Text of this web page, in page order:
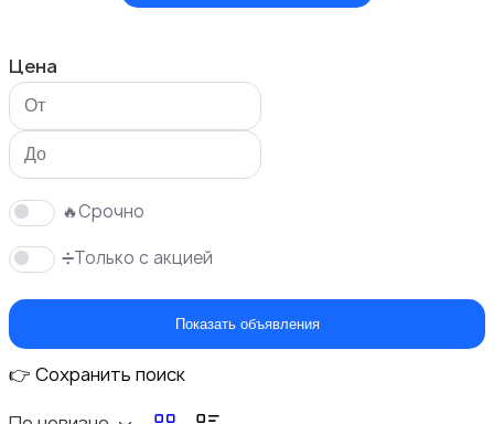
Вакансии
Цена
🔥Срочно
➗Только с акцией
Показать объявления
👉 Сохранить поиск